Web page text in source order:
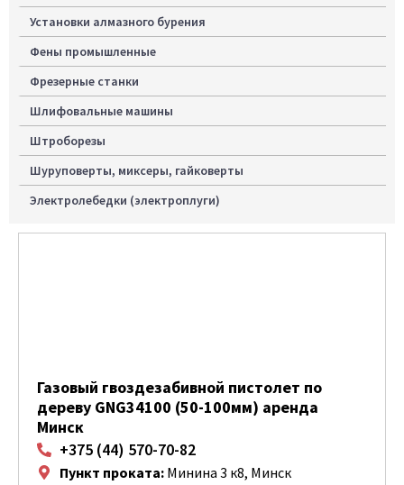
Установки алмазного бурения
Фены промышленные
Фрезерные станки
Шлифовальные машины
Штроборезы
Шуруповерты, миксеры, гайковерты
Электролебедки (электроплуги)
Газовый гвоздезабивной пистолет по
дереву GNG34100 (50-100мм) аренда
Минск
+375 (44) 570-70-82
Пункт проката: Минина 3 к8, Минск